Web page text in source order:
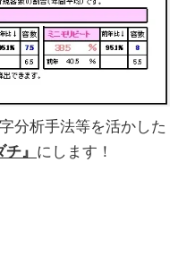
分析手法等を活かした
』 にします！